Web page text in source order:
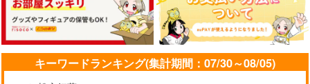
キーワードランキング(集計期間：07/30～08/05)